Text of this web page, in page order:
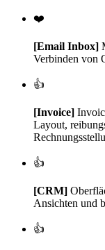
❤️
[Email Inbox]
Verbinden von
👍
[Invoice]
Layout,
👍
[CRM]
Ansichten und
👍